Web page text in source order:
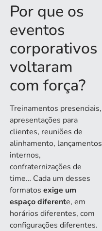
Por que os
eventos
corporativos
voltaram
com força?
Treinamentos presenciais,
apresentações para
clientes, reuniões de
alinhamento, lançamentos
internos,
confraternizações de
time… Cada um desses
formatos exige um
espaço diferente, em
horários diferentes, com
configurações diferentes.